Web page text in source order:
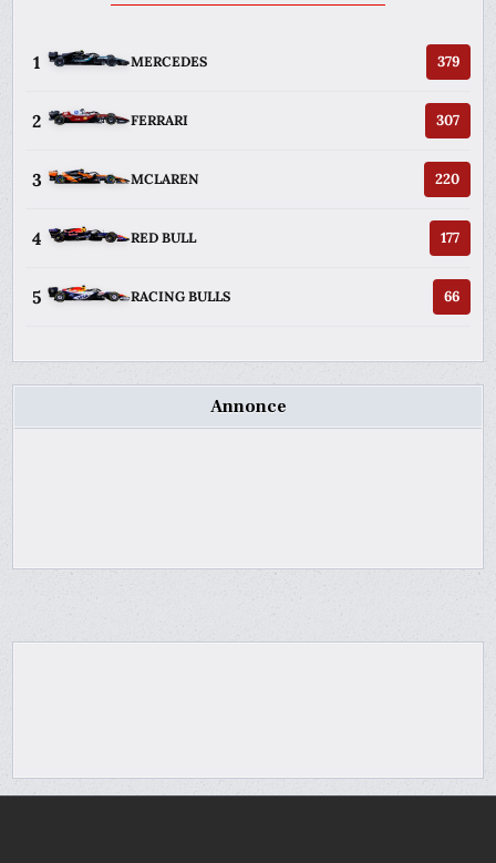
1 MERCEDES 379
2 FERRARI 307
3 MCLAREN 220
4 RED BULL 177
5 RACING BULLS 66
Annonce